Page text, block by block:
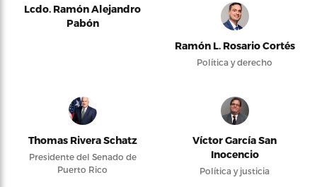
Lcdo. Ramón Alejandro
Pabón
Ramón L. Rosario Cortés
Política y derecho
Thomas Rivera Schatz
Presidente del Senado de
Puerto Rico
Víctor García San
Inocencio
Política y justicia